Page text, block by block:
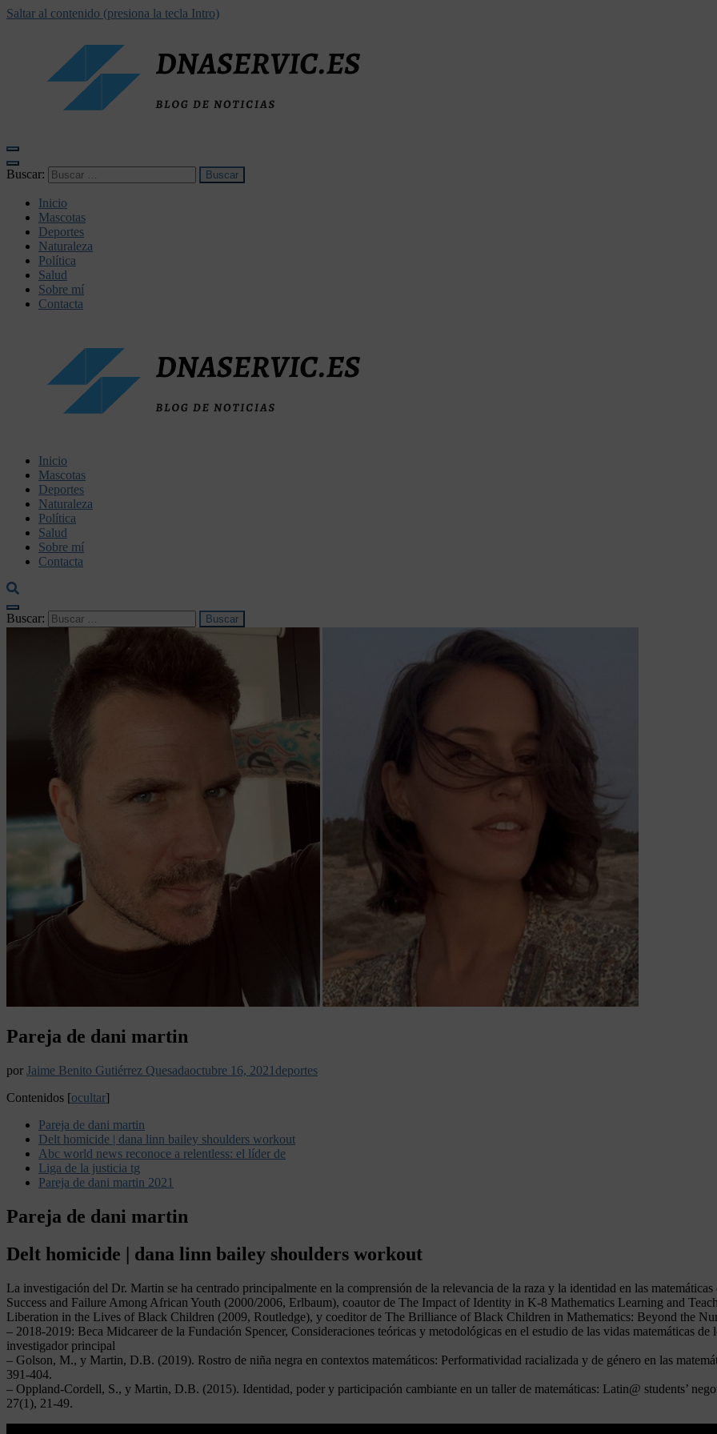
Saltar al contenido (presiona la tecla Intro)
Buscar:
Inicio
Mascotas
Deportes
Naturaleza
Política
Salud
Sobre mí
Contacta
dnaservic.es
Inicio
Mascotas
Deportes
Naturaleza
Política
Salud
Sobre mí
Contacta
Buscar:
Pareja de dani martin
por Jaime Benito Gutiérrez Quesadaoctubre 16, 2021 deportes
Contenidos [ocultar]
Pareja de dani martin
Delt homicide | dana linn bailey shoulders workout
Abc world news reconoce a relentless: el líder de
Liga de la justicia tg
Pareja de dani martin 2021
Pareja de dani martin
Delt homicide | dana linn bailey shoulders workout
La investigación del Dr. Martin se ha centrado principalmente en la comprensión de la relevancia de la raza y la identidad en las
Success and Failure Among African Youth (2000/2006, Erlbaum), coautor de The Impact of Identity in K-8 Mathematics Learning and
Liberation in the Lives of Black Children (2009, Routledge), y coeditor de The Brilliance of Black Children in Mathematics: Beyond the
– 2018-2019: Beca Midcareer de la Fundación Spencer, Consideraciones teóricas y metodológicas en el estudio de las vidas matemáticas
investigador principal
– Golson, M., y Martin, D.B. (2019). Rostro de niña negra en contextos matemáticos: Performatividad racializada y de género en las
391-404.
– Oppland-Cordell, S., y Martin, D.B. (2015). Identidad, poder y participación cambiante en un taller de matemáticas: Latin@ students’
27(1), 21-49.